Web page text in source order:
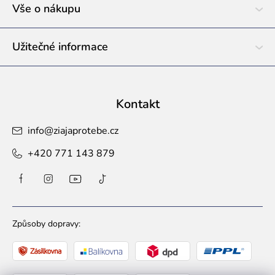
Vše o nákupu
Užitečné informace
Kontakt
info@ziajaprotebe.cz
+420 771 143 879
Způsoby dopravy: